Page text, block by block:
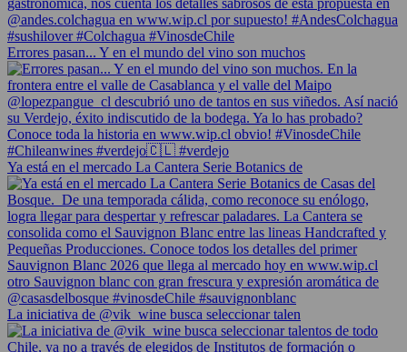
Errores pasan... Y en el mundo del vino son muchos
Ya está en el mercado La Cantera Serie Botanics de
La iniciativa de @vik_wine busca seleccionar talen